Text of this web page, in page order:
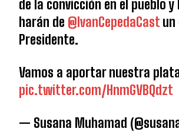
de la convicción en el pueblo
harán de @IvanCepedaCast un
Presidente.
Vamos a aportar nuestra
pic.twitter.com/HnmGVBQdzt
— Susana Muhamad